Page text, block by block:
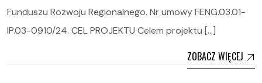
Funduszu Rozwoju Regionalnego. Nr umowy FENG.03.01-
IP.03-0910/24. CEL PROJEKTU Celem projektu […]
ZOBACZ WIĘCEJ